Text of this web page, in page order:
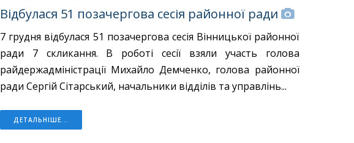
Відбулася 51 позачергова сесія районної ради
7 грудня відбулася 51 позачергова сесія Вінницької районної
ради 7 скликання. В роботі сесії взяли участь голова
райдержадміністрації Михайло Демченко, голова районної
ради Сергій Сітарський, начальники відділів та управлінь...
ДЕТАЛЬНІШЕ...